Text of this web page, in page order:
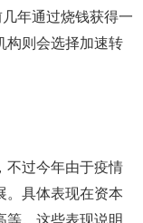
年通过烧钱获得一
构则会选择加速转
不过今年由于疫情
。具体表现在资本
等。这些表现说明